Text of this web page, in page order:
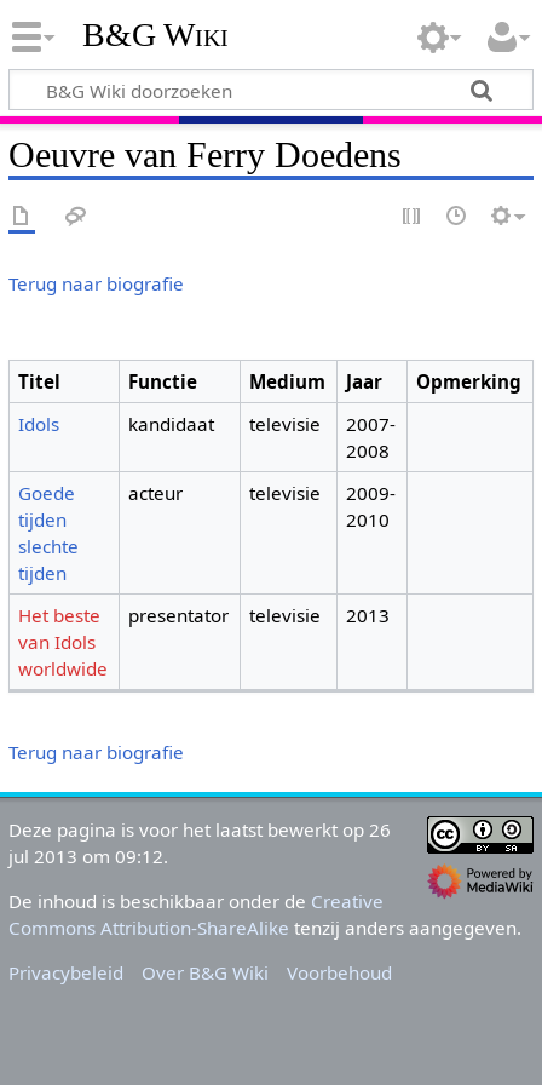
B&G Wiki
Oeuvre van Ferry Doedens
Terug naar biografie
Titel Functie Medium Jaar
Opmerking
Idols
kandidaat televisie
2007-
2008
Goede
tijden
slechte
tijden
acteur televisie
2009-
2010
Het beste
van Idols
worldwide
presentator televisie 2013
Terug naar biografie
Deze pagina is voor het laatst bewerkt op 26
jul 2013 om 09:12.
De inhoud is beschikbaar onder de Creative
Commons Attribution-ShareAlike tenzij anders aangegeven.
Privacybeleid
Over B&G Wiki Voorbehoud